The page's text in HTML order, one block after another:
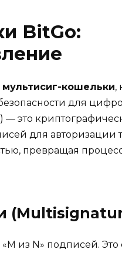
BitGo:
мультисиг-кошельки,
для
это
для авторизации
превращая
из N» подписей. Это